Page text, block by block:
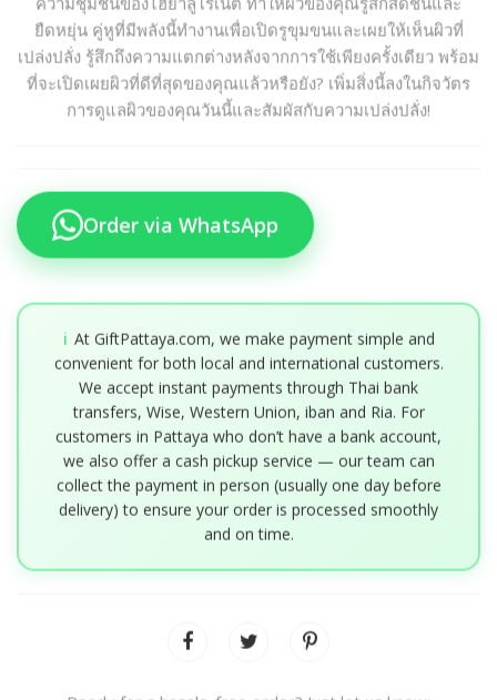
ความชุ่มชื้นของไฮยาลูโรเนต ทำให้ผิวของคุณรู้สึกสดชื่นและ
ยืดหยุ่น คู่หูที่มีพลังนี้ทำงานเพื่อเปิดรูขุมขนและเผยให้เห็นผิวที่
เปล่งปลั่ง รู้สึกถึงความแตกต่างหลังจากการใช้เพียงครั้งเดียว พร้อม
ที่จะเปิดเผยผิวที่ดีที่สุดของคุณแล้วหรือยัง? เพิ่มสิ่งนี้ลงในกิจวัตร
การดูแลผิวของคุณวันนี้และสัมผัสกับความเปล่งปลั่ง!
Order via WhatsApp
ℹ️ At GiftPattaya.com, we make payment simple and
convenient for both local and international customers.
We accept instant payments through Thai bank
transfers, Wise, Western Union, iban and Ria. For
customers in Pattaya who don’t have a bank account,
we also offer a cash pickup service — our team can
collect the payment in person (usually one day before
delivery) to ensure your order is processed smoothly
and on time.